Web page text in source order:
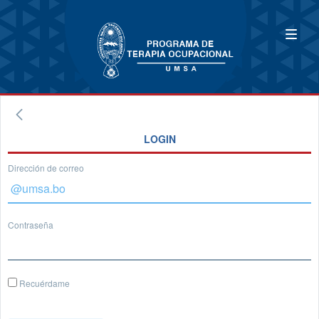
LOGIN
Dirección de correo
Contraseña
Recuérdame